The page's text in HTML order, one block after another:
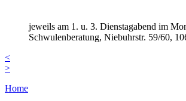
jeweils am 1. u. 3. Dienstagabend im
Schwulenberatung, Niebuhrstr. 59/60,
<
>
Home